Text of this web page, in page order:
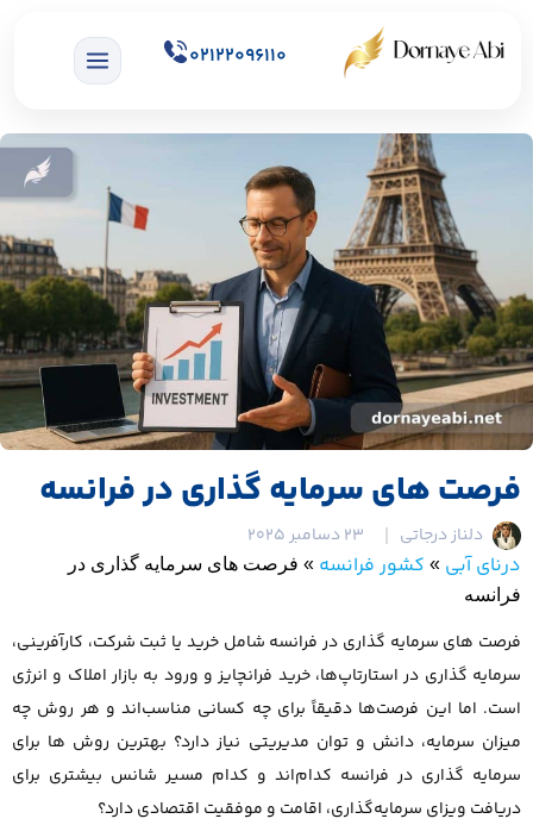
02122096110
فرصت های سرمایه گذاری در فرانسه
دلناز درجاتی 23 دسامبر 2025
درنای آبی » کشور فرانسه » فرصت های سرمایه گذاری در
فرانسه
فرصت های سرمایه گذاری در فرانسه شامل خرید یا ثبت شرکت، کارآفرینی،
سرمایه گذاری در استارتاپ‌ها، خرید فرانچایز و ورود به بازار املاک و انرژی
است. اما این فرصت‌ها دقیقاً برای چه کسانی مناسب‌اند و هر روش چه
میزان سرمایه، دانش و توان مدیریتی نیاز دارد؟ بهترین روش ها برای
سرمایه گذاری در فرانسه کدام‌اند و کدام مسیر شانس بیشتری برای
دریافت ویزای سرمایه‌گذاری، اقامت و موفقیت اقتصادی دارد؟